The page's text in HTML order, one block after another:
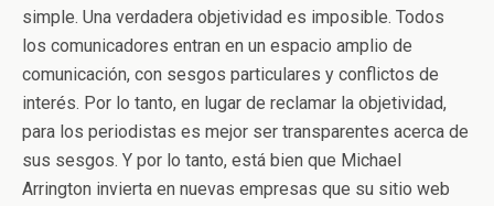
simple. Una verdadera objetividad es imposible. Todos
los comunicadores entran en un espacio amplio de
comunicación, con sesgos particulares y conflictos de
interés. Por lo tanto, en lugar de reclamar la objetividad,
para los periodistas es mejor ser transparentes acerca de
sus sesgos. Y por lo tanto, está bien que Michael
Arrington invierta en nuevas empresas que su sitio web